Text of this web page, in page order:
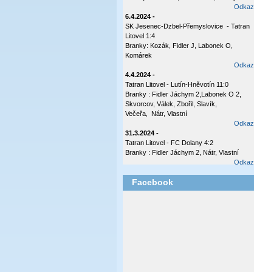
Odkaz
6.4.2024 -
SK Jesenec-Dzbel-Přemyslovice - Tatran
Litovel 1:4
Branky: Kozák, Fidler J, Labonek O,
Komárek
Odkaz
4.4.2024 -
Tatran Litovel - Lutín-Hněvotín 11:0
Branky : Fidler Jáchym 2,Labonek O 2,
Skvorcov, Válek, Zbořil, Slavík,
Večeřa, Nátr, Vlastní
Odkaz
31.3.2024 -
Tatran Litovel - FC Dolany 4:2
Branky : Fidler Jáchym 2, Nátr, Vlastní
Odkaz
Tatran Litovel - Plumlov 3:0
Branky: Labonek O 2 , Válek
Facebook